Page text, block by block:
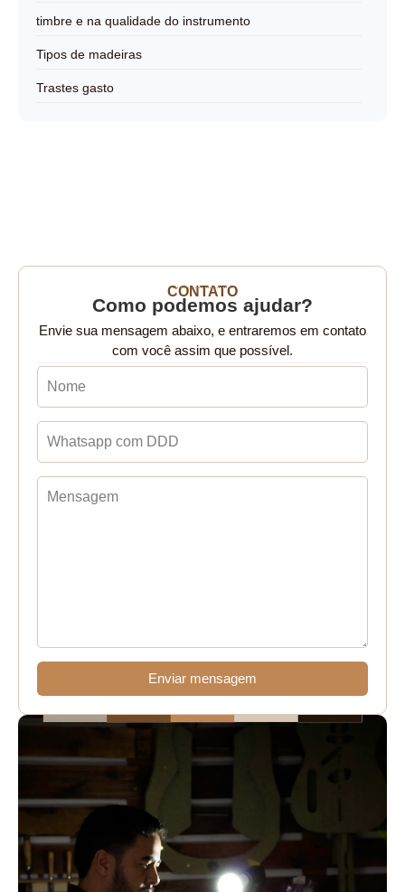
timbre e na qualidade do instrumento
Tipos de madeiras
Trastes gasto
CONTATO
Como podemos ajudar?
Envie sua mensagem abaixo, e entraremos em contato
com você assim que possível.
Enviar mensagem